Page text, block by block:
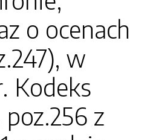
o ocenach
w
Kodeks
z